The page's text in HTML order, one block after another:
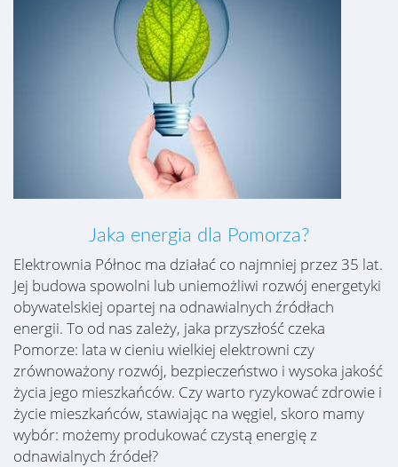
Jaka energia dla Pomorza?
Elektrownia Północ ma działać co najmniej przez 35 lat.
Jej budowa spowolni lub uniemożliwi rozwój energetyki
obywatelskiej opartej na odnawialnych źródłach
energii. To od nas zależy, jaka przyszłość czeka
Pomorze: lata w cieniu wielkiej elektrowni czy
zrównoważony rozwój, bezpieczeństwo i wysoka jakość
życia jego mieszkańców. Czy warto ryzykować zdrowie i
życie mieszkańców, stawiając na węgiel, skoro mamy
wybór: możemy produkować czystą energię z
odnawialnych źródeł?